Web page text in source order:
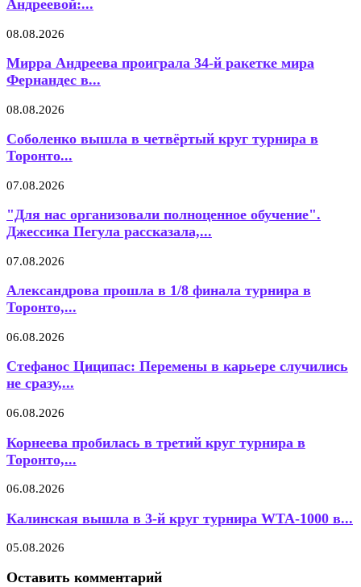
Андреевой:...
08.08.2026
Мирра Андреева проиграла 34-й ракетке мира
Фернандес в...
08.08.2026
Соболенко вышла в четвёртый круг турнира в
Торонто...
07.08.2026
"Для нас организовали полноценное обучение".
Джессика Пегула рассказала,...
07.08.2026
Александрова прошла в 1/8 финала турнира в
Торонто,...
06.08.2026
Стефанос Циципас: Перемены в карьере случились
не сразу,...
06.08.2026
Корнеева пробилась в третий круг турнира в
Торонто,...
06.08.2026
Калинская вышла в 3-й круг турнира WTA-1000 в...
05.08.2026
Оставить комментарий